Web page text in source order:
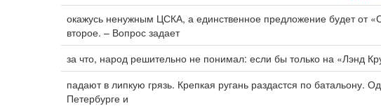
окажусь ненужным ЦСКА, а единственное предложение будет от
второе. – Вопрос задает
за что, народ решительно не понимал: если бы только на «Лэнд
падают в липкую грязь. Крепкая ругань раздастся по батальону.
Петербурге и